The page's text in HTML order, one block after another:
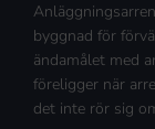
byggnad för
ändamålet med
föreligger när
det inte rör sig